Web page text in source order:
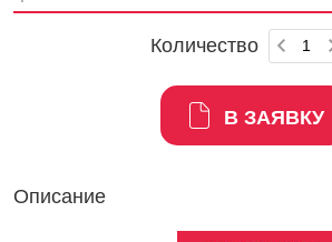
Количество
В ЗАЯВКУ
Описание